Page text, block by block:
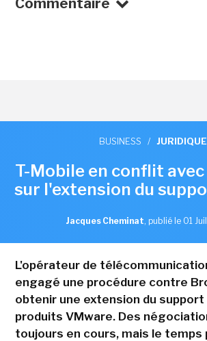
Commentaire
BUSINESS / JURIDIQUE
T-Mobile en conflit
sur l'extension du
Jacques Cheminat, publié le 01
L'opérateur de
engagé une procédure contre
obtenir une extension du support
produits VMware. Des
toujours en cours, mais le temps